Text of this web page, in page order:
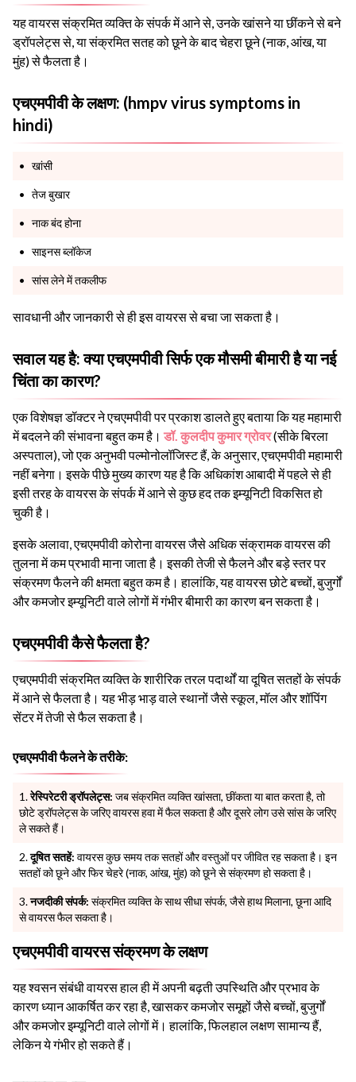
यह वायरस संक्रमित व्यक्ति के संपर्क में आने से, उनके खांसने या छींकने से बने
ड्रॉपलेट्स से, या संक्रमित सतह को छूने के बाद चेहरा छूने (नाक, आंख, या
मुंह) से फैलता है।
एचएमपीवी के लक्षण: (hmpv virus symptoms in
hindi)
खांसी
तेज बुखार
नाक बंद होना
साइनस ब्लॉकेज
सांस लेने में तकलीफ
सावधानी और जानकारी से ही इस वायरस से बचा जा सकता है।
सवाल यह है: क्या एचएमपीवी सिर्फ एक मौसमी बीमारी है या नई
चिंता का कारण?
एक विशेषज्ञ डॉक्टर ने एचएमपीवी पर प्रकाश डालते हुए बताया कि यह महामारी
में बदलने की संभावना बहुत कम है। डॉ. कुलदीप कुमार ग्रोवर(सीके बिरला
अस्पताल), जो एक अनुभवी पल्मोनोलॉजिस्ट हैं, के अनुसार, एचएमपीवी महामारी
नहीं बनेगा। इसके पीछे मुख्य कारण यह है कि अधिकांश आबादी में पहले से ही
इसी तरह के वायरस के संपर्क में आने से कुछ हद तक इम्यूनिटी विकसित हो
चुकी है।
इसके अलावा, एचएमपीवी कोरोना वायरस जैसे अधिक संक्रामक वायरस की
तुलना में कम प्रभावी माना जाता है। इसकी तेजी से फैलने और बड़े स्तर पर
संक्रमण फैलने की क्षमता बहुत कम है। हालांकि, यह वायरस छोटे बच्चों, बुजुर्गों
और कमजोर इम्यूनिटी वाले लोगों में गंभीर बीमारी का कारण बन सकता है।
एचएमपीवी कैसे फैलता है?
एचएमपीवी संक्रमित व्यक्ति के शारीरिक तरल पदार्थों या दूषित सतहों के संपर्क
में आने से फैलता है। यह भीड़ भाड़ वाले स्थानों जैसे स्कूल, मॉल और शॉपिंग
सेंटर में तेजी से फैल सकता है।
एचएमपीवी फैलने के तरीके:
रेस्पिरेटरी ड्रॉपलेट्स: जब संक्रमित व्यक्ति खांसता, छींकता या बात करता है, तो
छोटे ड्रॉपलेट्स के जरिए वायरस हवा में फैल सकता है और दूसरे लोग उसे सांस के जरिए
ले सकते हैं।
दूषित सतहें: वायरस कुछ समय तक सतहों और वस्तुओं पर जीवित रह सकता है। इन
सतहों को छूने और फिर चेहरे (नाक, आंख, मुंह) को छूने से संक्रमण हो सकता है।
नजदीकी संपर्क: संक्रमित व्यक्ति के साथ सीधा संपर्क, जैसे हाथ मिलाना, छूना आदि
से वायरस फैल सकता है।
एचएमपीवी वायरस संक्रमण के लक्षण
यह श्वसन संबंधी वायरस हाल ही में अपनी बढ़ती उपस्थिति और प्रभाव के
कारण ध्यान आकर्षित कर रहा है, खासकर कमजोर समूहों जैसे बच्चों, बुजुर्गों
और कमजोर इम्यूनिटी वाले लोगों में। हालांकि, फिलहाल लक्षण सामान्य हैं,
लेकिन ये गंभीर हो सकते हैं।